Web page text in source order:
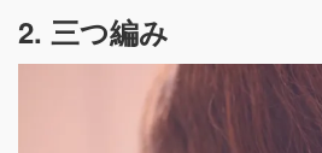
2. 三つ編み